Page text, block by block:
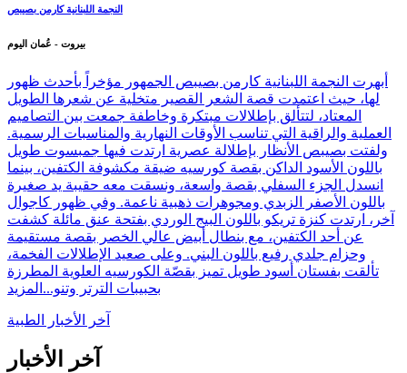
بيروت - عُمان اليوم
أبهرت النجمة اللبنانية كارمن بصيبص الجمهور مؤخراً بأحدث ظهور
لها، حيث اعتمدت قصة الشعر القصير متخلية عن شعرها الطويل
المعتاد، لتتألق بإطلالات مبتكرة وخاطفة جمعت بين التصاميم
العملية والراقية التي تناسب الأوقات النهارية والمناسبات الرسمية.
ولفتت بصيبص الأنظار بإطلالة عصرية ارتدت فيها جمبسوت طويل
باللون الأسود الداكن بقصة كورسيه ضيقة مكشوفة الكتفين، بينما
انسدل الجزء السفلي بقصة واسعة، ونسقت معه حقيبة يد صغيرة
باللون الأصفر الزبدي ومجوهرات ذهبية ناعمة. وفي ظهور كاجوال
آخر، ارتدت كنزة تريكو باللون البيج الوردي بفتحة عنق مائلة كشفت
عن أحد الكتفين، مع بنطال أبيض عالي الخصر بقصة مستقيمة
وحزام جلدي رفيع باللون البني. وعلى صعيد الإطلالات الفخمة،
تألقت بفستان أسود طويل تميز بقصّة الكورسيه العلوية المطرزة
بحبيبات الترتر وتنو...المزيد
آخر الأخبار الطبية